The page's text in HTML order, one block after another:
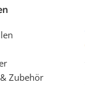
Zubehör